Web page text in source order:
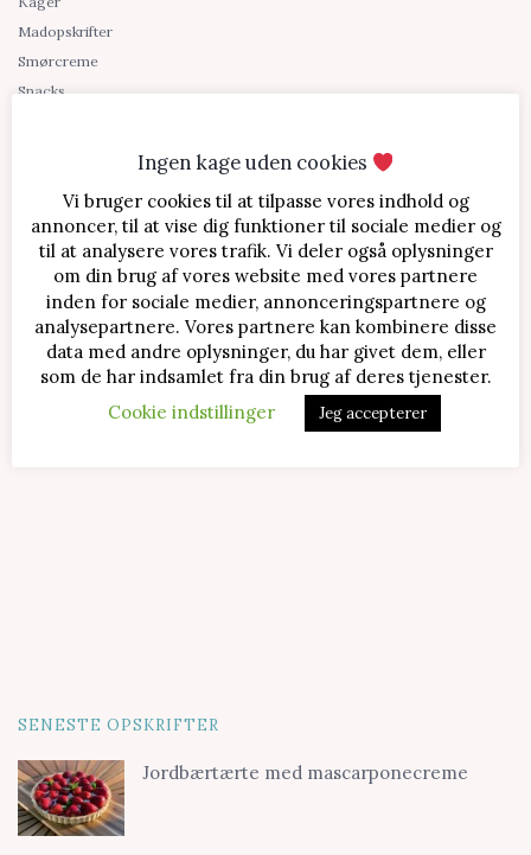
Madopskrifter
Smørcreme
Snacks
Blog
Om Bente Bager
Kontakt
Shopping links
SENESTE OPSKRIFTER
Jordbærtærte med mascarponecreme
Ingen kage uden cookies
Vi bruger cookies til at tilpasse vores indhold og
annoncer, til at vise dig funktioner til sociale medier og
til at analysere vores trafik. Vi deler også oplysninger
om din brug af vores website med vores partnere
inden for sociale medier, annonceringspartnere og
analysepartnere. Vores partnere kan kombinere disse
data med andre oplysninger, du har givet dem, eller
som de har indsamlet fra din brug af deres tjenester.
Cookie indstillinger
Jeg accepterer